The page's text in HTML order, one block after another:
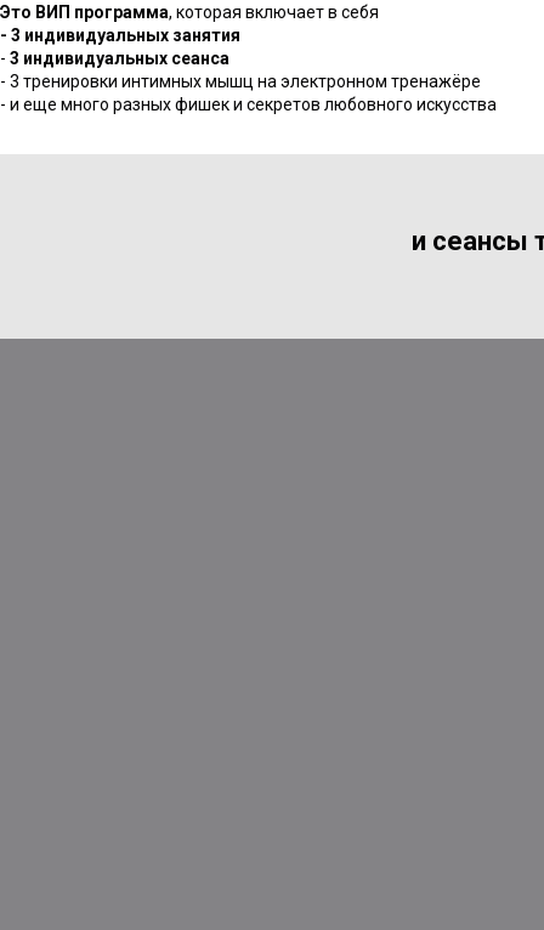
Это ВИП программа, которая включает в себя
- 3 индивидуальных занятия
- 3 индивидуальных сеанса
- 3 тренировки интимных мышц на электронном тренажёре
- и еще много разных фишек и секретов любовного искусства
и сеансы